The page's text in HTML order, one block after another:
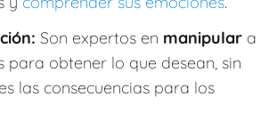
Son expertos en manipular a
para obtener lo que desean, sin
las consecuencias para los